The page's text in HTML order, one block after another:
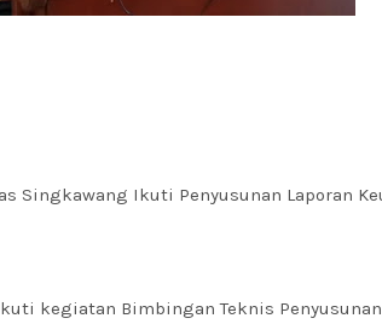
Singkawang Ikuti Penyusunan Laporan
kegiatan Bimbingan Teknis